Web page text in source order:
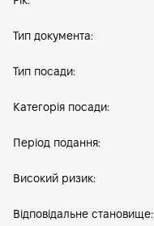
Тип документа:
Тип посади:
Категорія посади:
Період подання:
Високий ризик:
Відповідальне становище: